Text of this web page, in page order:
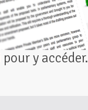
pour y accéder.